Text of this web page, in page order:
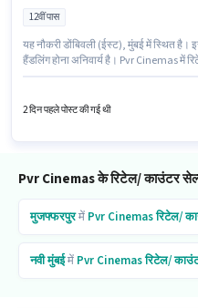
12वीं पास
यह नौकरी डोंबिवली (ईस्ट), मुंबई में स्थित है।
हैंडलिंग होना अनिवार्य है। Pvr Cinemas
Fixed वेतन संरचना मिलती है।
2 दिन पहले पोस्ट की गई थी
Pvr Cinemas के रिटेल/ काउंटर
मुजफ्फरपुरमें Pvr Cinemasरिटेल/
नवी मुंबईमें Pvr Cinemasरिटेल/